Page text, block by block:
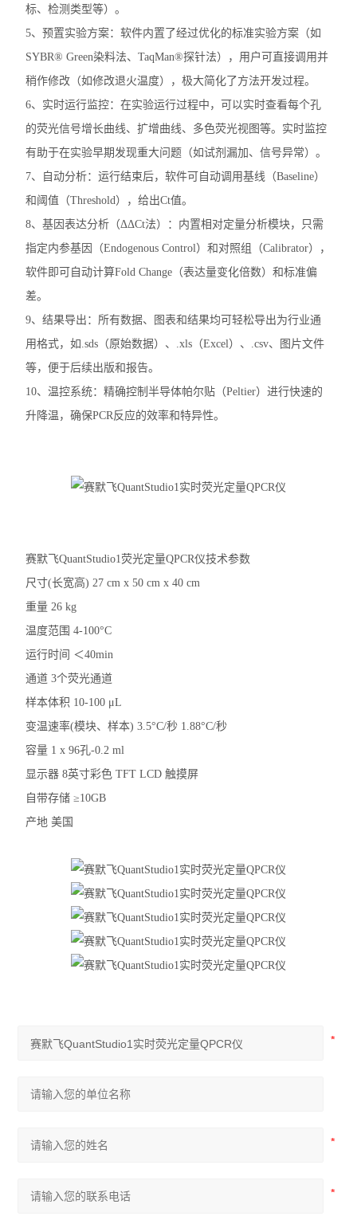
电穿孔仪
样本破碎
细胞计数仪
电泳仪电泳槽
伯乐T100梯度PCR仪
核酸定量仪荧光计
实时荧光定量PCR仪
标、检测类型等）。
5、预置实验方案：软件内置了经过优化的标准实验方案（如
SYBR® Green染料法、TaqMan®探针法），用户可直接调用并
稍作修改（如修改退火温度），极大简化了方法开发过程。
6、实时运行监控：在实验运行过程中，可以实时查看每个孔
的荧光信号增长曲线、扩增曲线、多色荧光视图等。实时监控
有助于在实验早期发现重大问题（如试剂漏加、信号异常）。
7、自动分析：运行结束后，软件可自动调用基线（Baseline）
和阈值（Threshold），给出Ct值。
8、基因表达分析（ΔΔCt法）：内置相对定量分析模块，只需
指定内参基因（Endogenous Control）和对照组（Calibrator），
软件即可自动计算Fold Change（表达量变化倍数）和标准偏
差。
9、结果导出：所有数据、图表和结果均可轻松导出为行业通
用格式，如.sds（原始数据）、.xls（Excel）、.csv、图片文件
等，便于后续出版和报告。
10、温控系统：精确控制半导体帕尔贴（Peltier）进行快速的
升降温，确保PCR反应的效率和特异性。
赛默飞QuantStudio1荧光定量QPCR仪技术参数
尺寸(长宽高) 27 cm x 50 cm x 40 cm
重量 26 kg
温度范围 4-100°C
运行时间 ＜40min
通道 3个荧光通道
样本体积 10-100 μL
变温速率(模块、样本) 3.5°C/秒 1.88°C/秒
容量 1 x 96孔-0.2 ml
显示器 8英寸彩色 TFT LCD 触摸屏
自带存储 ≥10GB
产地 美国